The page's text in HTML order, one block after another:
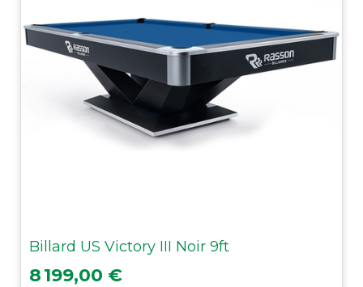
Billard US Victory III Noir 9ft
Prix
8 199,00 €